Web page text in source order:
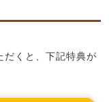
だくと、下記特典が